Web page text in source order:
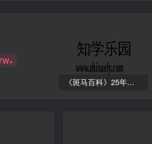
《斑马百科》25年最新30科全套高清视频